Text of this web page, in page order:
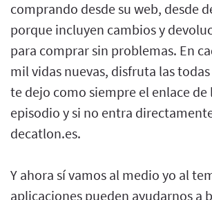
comprando desde su web, desde
porque incluyen cambios y
para comprar sin problemas. En
mil vidas nuevas, disfruta las
te dejo como siempre el enlace de
episodio y si no entra
decatlon.es.
Y ahora sí vamos al medio yo al
aplicaciones pueden ayudarnos a